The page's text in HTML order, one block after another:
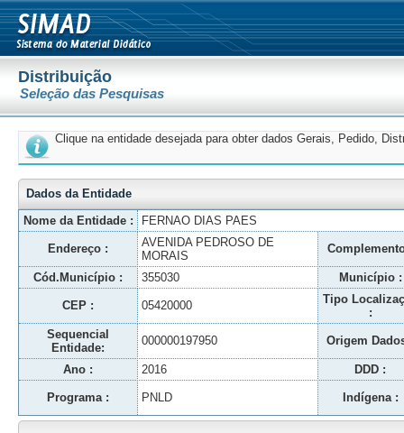
Distribuição
Seleção das Pesquisas
Clique na entidade desejada para obter dados Gerais, Pedido,
Dados da Entidade
Nome da Entidade :
FERNAO DIAS PAES
Endereço :
AVENIDA PEDROSO DE
MORAIS
Cód.Município : 355030 Município :
CEP : 05420000
Tipo
:
Sequencial
Entidade:
000000197950 Origem
Ano : 2016 DDD :
Programa : PNLD Indígena :